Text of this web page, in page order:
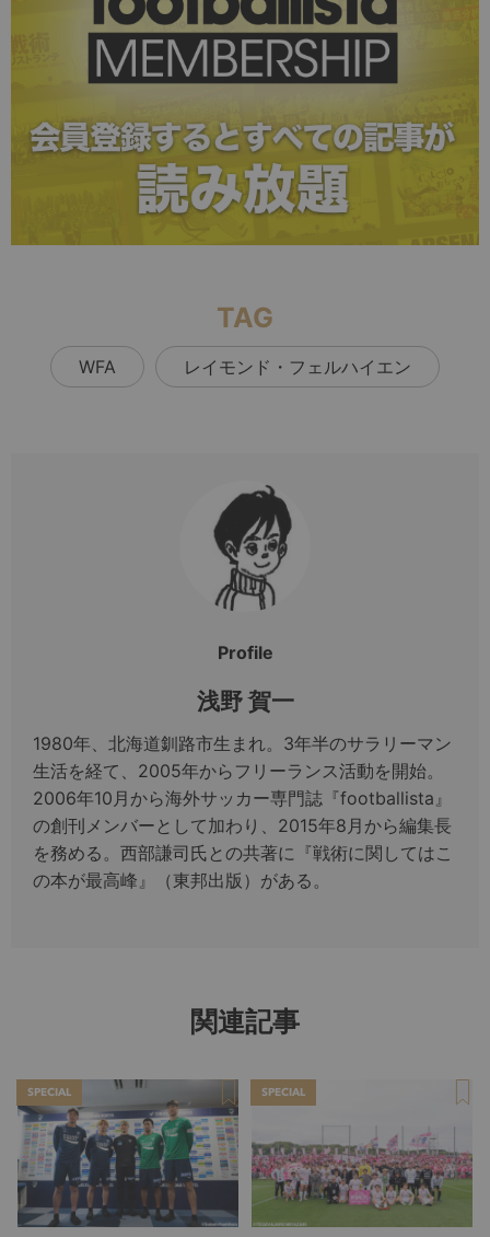
TAG
WFA レイモンド・フェルハイエン
Profile
浅野 賀一
1980年、北海道釧路市生まれ。3年半のサラリーマン
生活を経て、2005年からフリーランス活動を開始。
2006年10月から海外サッカー専門誌『footballista』
の創刊メンバーとして加わり、2015年8月から編集長
を務める。西部謙司氏との共著に『戦術に関してはこ
の本が最高峰』（東邦出版）がある。
関連記事
SPECIAL SPECIAL